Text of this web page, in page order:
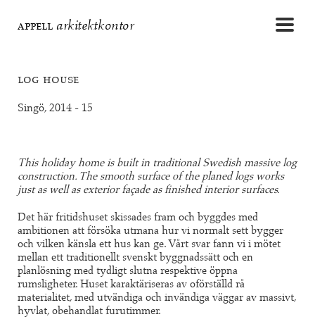
appell arkitektkontor
log house
Singö, 2014 - 15
This holiday home is built in traditional Swedish massive log
construction. The smooth surface of the planed logs works
just as well as exterior façade as finished interior surfaces.
Det här fritidshuset skissades fram och byggdes med
ambitionen att försöka utmana hur vi normalt sett bygger
och vilken känsla ett hus kan ge. Vårt svar fann vi i mötet
mellan ett traditionellt svenskt byggnadssätt och en
planlösning med tydligt slutna respektive öppna
rumsligheter. Huset karaktäriseras av oförställd rå
materialitet, med utvändiga och invändiga väggar av massivt,
hyvlat, obehandlat furutimmer.